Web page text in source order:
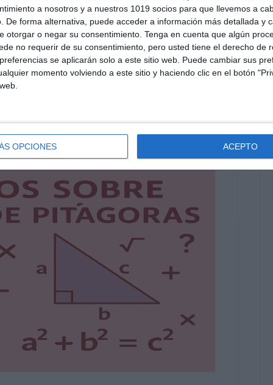
a nosotros y a nuestros 1019 socios para que llevemos a
De forma alternativa, puede acceder a información más detallada y
otorgar o negar su consentimiento. Tenga en cuenta que algún
no requerir de su consentimiento, pero usted tiene el derecho de
se aplicarán solo a este sitio web. Puede cambiar sus
momento volviendo a este sitio y haciendo clic en el botón
OPCIONES ACEPTO
cilindro,competencias matemáticas,cono,cuerpos
,ejercicios ,ejercicios de geometría, esfera,ESO,
tridimensionales , geometría espacial ,LOMLOE
profesorado
práctica de geometría